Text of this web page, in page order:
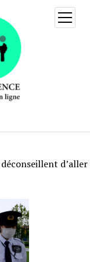
ouvrir
menu
d’aller